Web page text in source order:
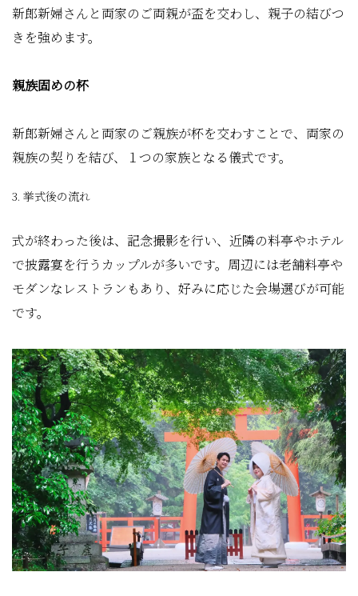
新郎新婦さんと両家のご両親が盃を交わし、親子の結びつ
きを強めます。
親族固めの杯
新郎新婦さんと両家のご親族が杯を交わすことで、両家の
親族の契りを結び、１つの家族となる儀式です。
3. 挙式後の流れ
式が終わった後は、記念撮影を行い、近隣の料亭やホテル
で披露宴を行うカップルが多いです。周辺には老舗料亭や
モダンなレストランもあり、好みに応じた会場選びが可能
です。